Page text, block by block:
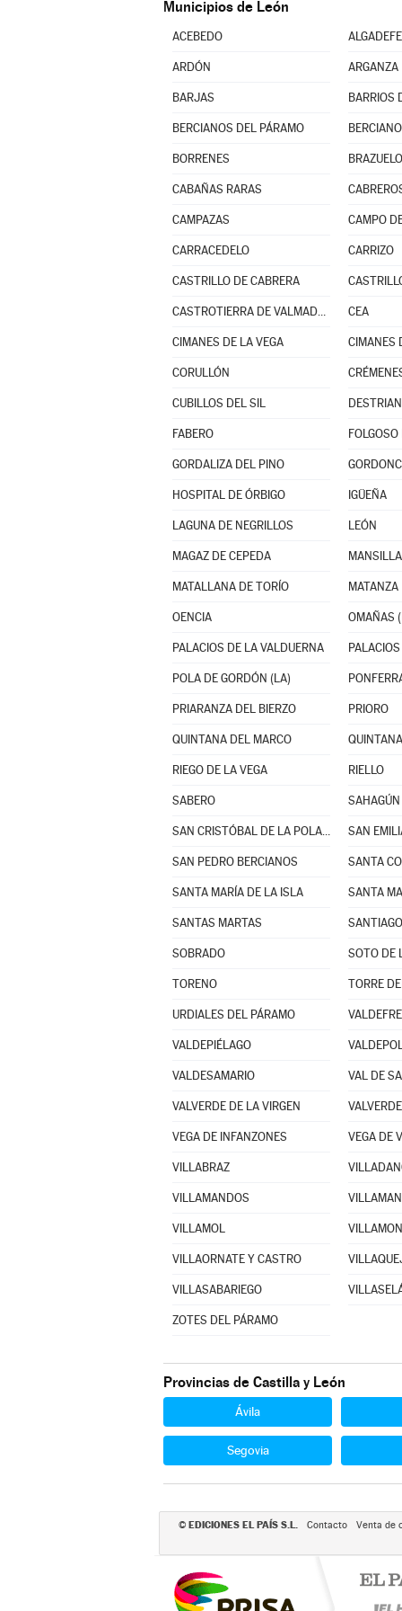
Municipios de León
ACEBEDO ALGADEFE
ARDÓN ARGANZA
BARJAS BARRIOS
BERCIANOS DEL PÁRAMO
BORRENES BRAZUELO
CABAÑAS RARAS
CAMPAZAS CAMPO
CARRACEDELO CARRIZO
CASTRILLO DE CABRERA
CASTROTIERRA DE VALMADRIGAL CEA
CIMANES DE LA VEGA CIMANES
CORULLÓN
CUBILLOS DEL SIL
FABERO
GORDALIZA DEL PINO
HOSPITAL DE ÓRBIGO IGÜEÑA
LAGUNA DE NEGRILLOS LEÓN
MAGAZ DE CEPEDA
MATALLANA DE TORÍO MATANZA
OENCIA OMAÑAS
PALACIOS DE LA VALDUERNA
POLA DE GORDÓN (LA)
PRIARANZA DEL BIERZO PRIORO
QUINTANA DEL MARCO
RIEGO DE LA VEGA RIELLO
SABERO SAHAGÚN
SAN CRISTÓBAL DE LA POLANTERA SAN
SAN PEDRO BERCIANOS
SANTA MARÍA DE LA ISLA
SANTAS MARTAS
SOBRADO SOTO DE
TORENO TORRE
URDIALES DEL PÁRAMO
VALDEPIÉLAGO
VALDESAMARIO VAL DE
VALVERDE DE LA VIRGEN
VEGA DE INFANZONES VEGA DE
VILLABRAZ
VILLAMANDOS
VILLAMOL
VILLAORNATE Y CASTRO
VILLASABARIEGO
ZOTES DEL PÁRAMO
Provincias de Castilla y León
Ávila
Segovia
© EDICIONES EL PAÍS S.L. Contacto Venta de